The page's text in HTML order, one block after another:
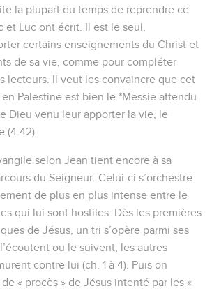
la plupart du temps de reprendre ce
et Luc ont écrit. Il est le seul,
certains enseignements du Christ et
de sa vie, comme pour compléter
lecteurs. Il veut les convaincre que cet
Palestine est bien le *Messie attendu
Dieu venu leur apporter la vie, le
(4.42).
selon Jean tient encore à sa
du Seigneur. Celui-ci s’orchestre
de plus en plus intense entre le
qui lui sont hostiles. Dès les premières
de Jésus, un tri s’opère parmi ses
ou le suivent, les autres
contre lui (ch. 1 à 4). Puis on
« procès » de Jésus intenté par les «